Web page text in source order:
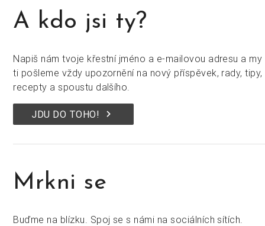
A kdo jsi ty?
Napiš nám tvoje křestní jméno a e-mailovou adresu a my
ti pošleme vždy upozornění na nový příspěvek, rady, tipy,
recepty a spoustu dalšího.
keyboard_arrow_right
JDU DO TOHO!
Mrkni se
Buďme na blízku. Spoj se s námi na sociálních sítích.